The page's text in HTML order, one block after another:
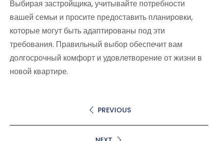
Выбирая застройщика, учитывайте потребности
вашей семьи и просите предоставить планировки,
которые могут быть адаптированы под эти
требования. Правильный выбор обеспечит вам
долгосрочный комфорт и удовлетворение от жизни в
новой квартире.
PREVIOUS